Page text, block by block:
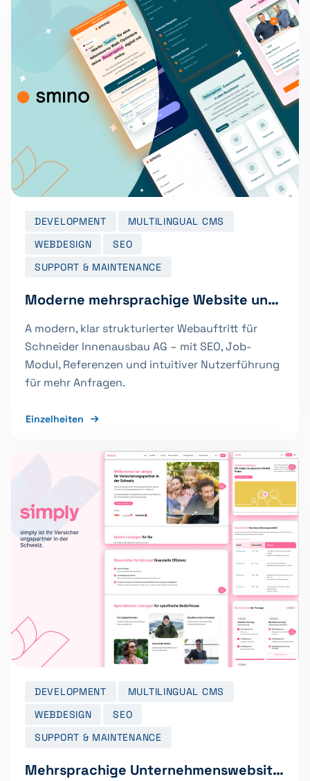
DEVELOPMENT
MULTILINGUAL CMS
WEBDESIGN
SEO
SUPPORT & MAINTENANCE
Moderne mehrsprachige Website und Wachstumsunterstützung für die smino AG
A modern, klar strukturierter Webauftritt für
Schneider Innenausbau AG – mit SEO, Job-
Modul, Referenzen und intuitiver Nutzerführung
für mehr Anfragen.
Einzelheiten
DEVELOPMENT
MULTILINGUAL CMS
WEBDESIGN
SEO
SUPPORT & MAINTENANCE
Mehrsprachige Unternehmenswebsite für Simply Services AG